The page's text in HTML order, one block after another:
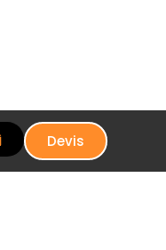
Devis